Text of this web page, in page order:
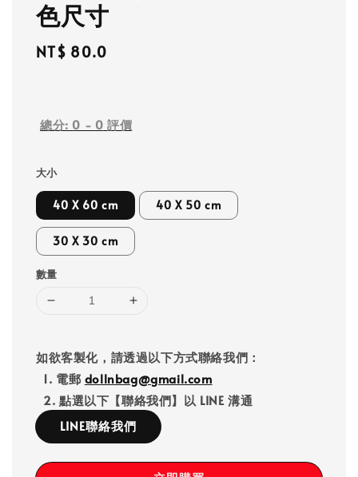
色尺寸
Regular
NT$ 80.0
總分: 0 - 0 評價
大小
40 X 60 cm 40 X 50 cm
30 X 30 cm
數量
如欲客製化，請透過以下方式聯絡我們：
1. 電郵 dollnbag@gmail.com
2. 點選以下【聯絡我們】以 LINE 溝通
LINE聯絡我們